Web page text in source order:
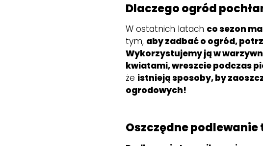
Dlaczego ogród
W ostatnich latach co sezon
tym, aby zadbać o ogród,
Wykorzystujemy ją w
kwiatami, wreszcie podczas
że istnieją sposoby, by
ogrodowych!
Oszczędne